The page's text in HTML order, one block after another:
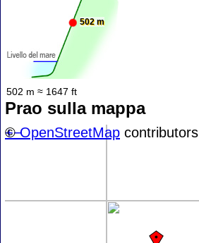
502 m
502 m ≈ 1647 ft
Prao sulla mappa
+−
©OpenStreetMap contributors